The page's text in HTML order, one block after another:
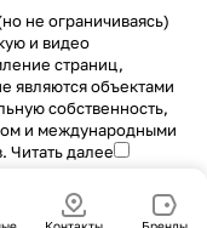
не ограничиваясь)
и видео
страниц,
являются объектами
собственность,
и международными
Читать далее